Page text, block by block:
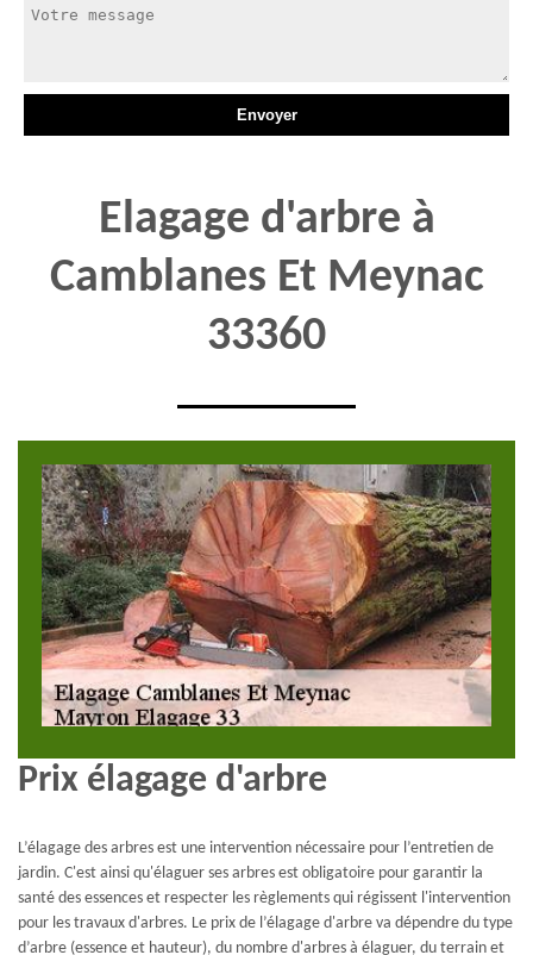
Elagage d'arbre à
Camblanes Et Meynac
33360
Prix élagage d'arbre
L’élagage des arbres est une intervention nécessaire pour l’entretien de
jardin. C'est ainsi qu'élaguer ses arbres est obligatoire pour garantir la
santé des essences et respecter les règlements qui régissent l'intervention
pour les travaux d'arbres. Le prix de l’élagage d'arbre va dépendre du type
d’arbre (essence et hauteur), du nombre d'arbres à élaguer, du terrain et